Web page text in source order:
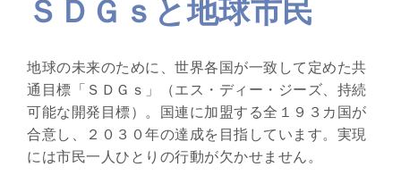
ＳＤＧｓと地球市民
地球の未来のために、世界各国が一致して定めた共
通目標「ＳＤＧｓ」（エス・ディー・ジーズ、持続
可能な開発目標）。国連に加盟する全１９３カ国が
合意し、２０３０年の達成を目指しています。実現
には市民一人ひとりの行動が欠かせません。